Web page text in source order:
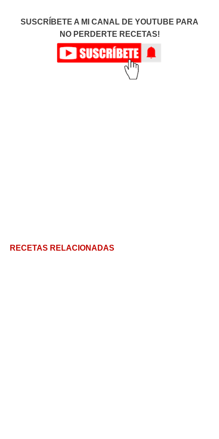
SUSCRÍBETE A MI CANAL DE YOUTUBE PARA
NO PERDERTE RECETAS!
RECETAS RELACIONADAS